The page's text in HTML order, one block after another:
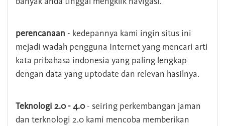
perencanaan - kedepannya kami ingin situs ini
mejadi wadah pengguna Internet yang mencari arti
kata pribahasa indonesia yang paling lengkap
dengan data yang uptodate dan relevan hasilnya.
Teknologi 2.0 - 4.0- seiring perkembangan jaman
dan terknologi 2.0 kami mencoba memberikan